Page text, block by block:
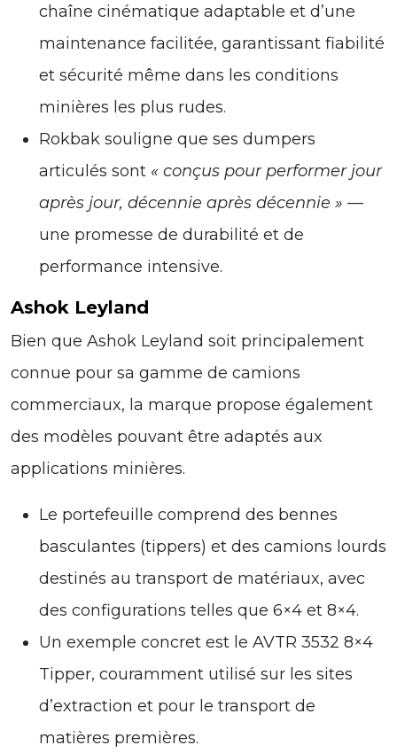
chaîne cinématique adaptable et d’une
maintenance facilitée, garantissant fiabilité
et sécurité même dans les conditions
minières les plus rudes.
Rokbak souligne que ses dumpers
articulés sont « conçus pour performer jour
après jour, décennie après décennie » —
une promesse de durabilité et de
performance intensive.
Ashok Leyland
Bien que Ashok Leyland soit principalement
connue pour sa gamme de camions
commerciaux, la marque propose également
des modèles pouvant être adaptés aux
applications minières.
Le portefeuille comprend des bennes
basculantes (tippers) et des camions lourds
destinés au transport de matériaux, avec
des configurations telles que 6×4 et 8×4.
Un exemple concret est le AVTR 3532 8×4
Tipper, couramment utilisé sur les sites
d’extraction et pour le transport de
matières premières.